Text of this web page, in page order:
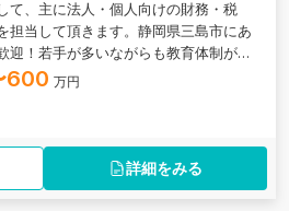
て、主に法人・個人向けの財務・税
担当して頂きます。静岡県三島市にあ
迎！若手が多いながらも教育体制が充
きる税理士法人です。
600 万円
詳細をみる